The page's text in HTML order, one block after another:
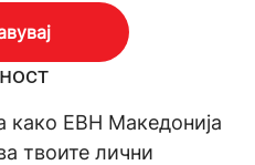
како ЕВН Македонија
твоите лични